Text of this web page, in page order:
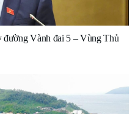
đường Vành đai 5 – Vùng Thủ